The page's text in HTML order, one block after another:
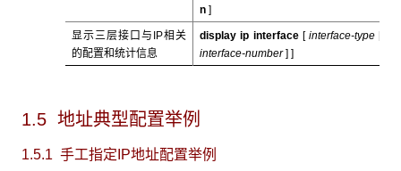
n ]
显示三层接口与IP相关
的配置和统计信息
display ip interface [ interface-type
interface-number] ]
1.5 地址典型配置举例
1.5.1 手工指定IP地址配置举例